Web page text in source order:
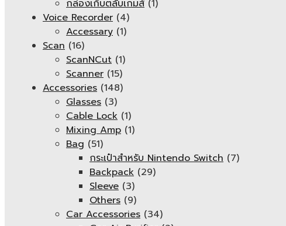
กล่องเก็บตลับเกมส์ (1)
Voice Recorder (4)
Accessary (1)
Scan (16)
ScanNCut (1)
Scanner (15)
Accessories (148)
Glasses (3)
Cable Lock (1)
Mixing Amp (1)
Bag (51)
กระเป๋าสำหรับ Nintendo Switch (7)
Backpack (29)
Sleeve (3)
Others (9)
Car Accessories (34)